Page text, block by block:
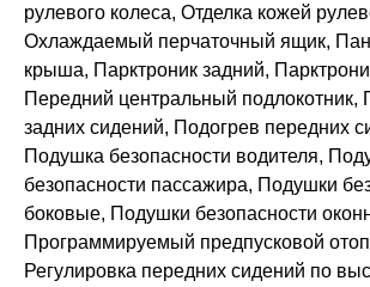
рулевого колеса, Отделка кожей
Охлаждаемый перчаточный ящик,
крыша, Парктроник задний,
Передний центральный подлокотник,
задних сидений, Подогрев передних
Подушка безопасности водителя,
безопасности пассажира, Подушки
боковые, Подушки безопасности
Программируемый предпусковой
Регулировка передних сидений по